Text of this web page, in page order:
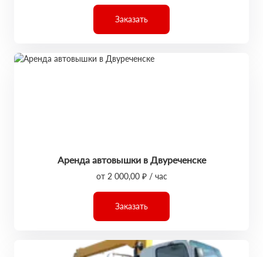
Заказать
Аренда автовышки в Двуреченске
от 2 000,00 ₽ / час
Заказать